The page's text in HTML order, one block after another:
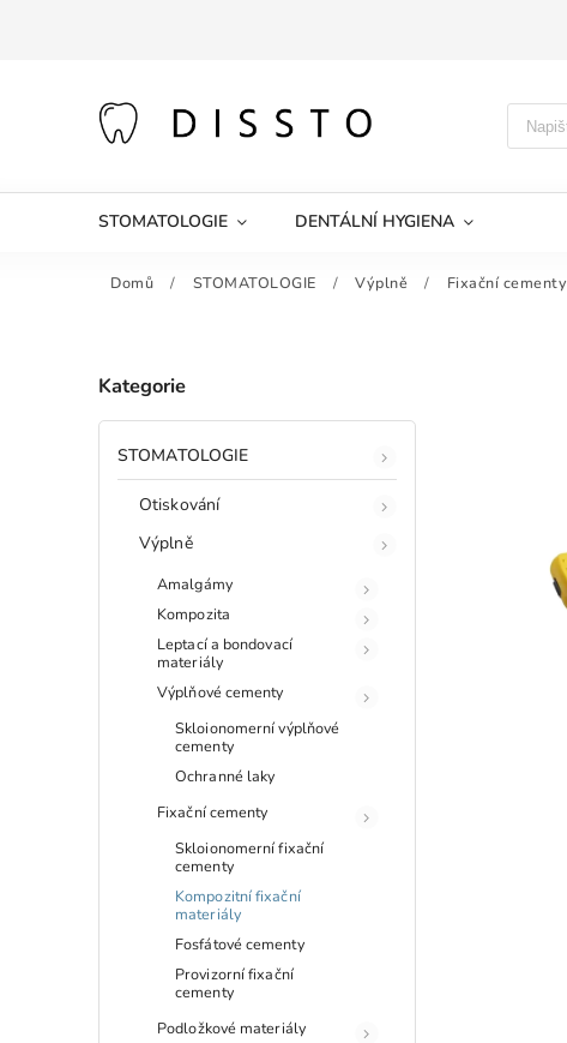
STOMATOLOGIE DENTÁLNÍ HYGIENA
Domů / STOMATOLOGIE / Výplně / Fixační cementy
Kategorie
STOMATOLOGIE
Otiskování
Výplně
Amalgámy
Kompozita
Leptací a bondovací
materiály
Výplňové cementy
Skloionomerní výplňové
cementy
Ochranné laky
Fixační cementy
Skloionomerní fixační
cementy
Kompozitní fixační
materiály
Fosfátové cementy
Provizorní fixační
cementy
Podložkové materiály